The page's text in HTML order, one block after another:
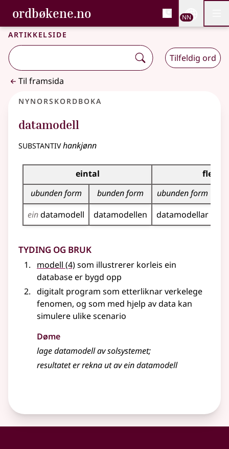
Gå til hovudinnhald
Tilgjenge
ordbøkene.no, Bokmålsordboka og
Bokmålsordboka og Nynorskordboka
NN
Artikkelside
Tilfeldig ord
Til framsida
Nynorskordboka
datamodell
substantivhankjønn
Bøyningstabell for dette substantivet
eintal
ubunden form
bunden form ubunden form
eindatamodell datamodellen datamodellar
Tyding og bruk
modell (4)som illustrerer korleis ein
database er bygd opp
digitalt program som etterliknar verkelege
fenomen, og som med hjelp av data kan
simulere ulike scenario
Døme
lage datamodell av solsystemet;
resultatet er rekna ut av ein datamodell